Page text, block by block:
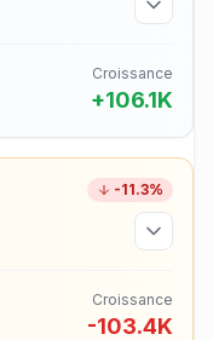
Croissance
+106.1K
-11.3%
Croissance
-103.4K